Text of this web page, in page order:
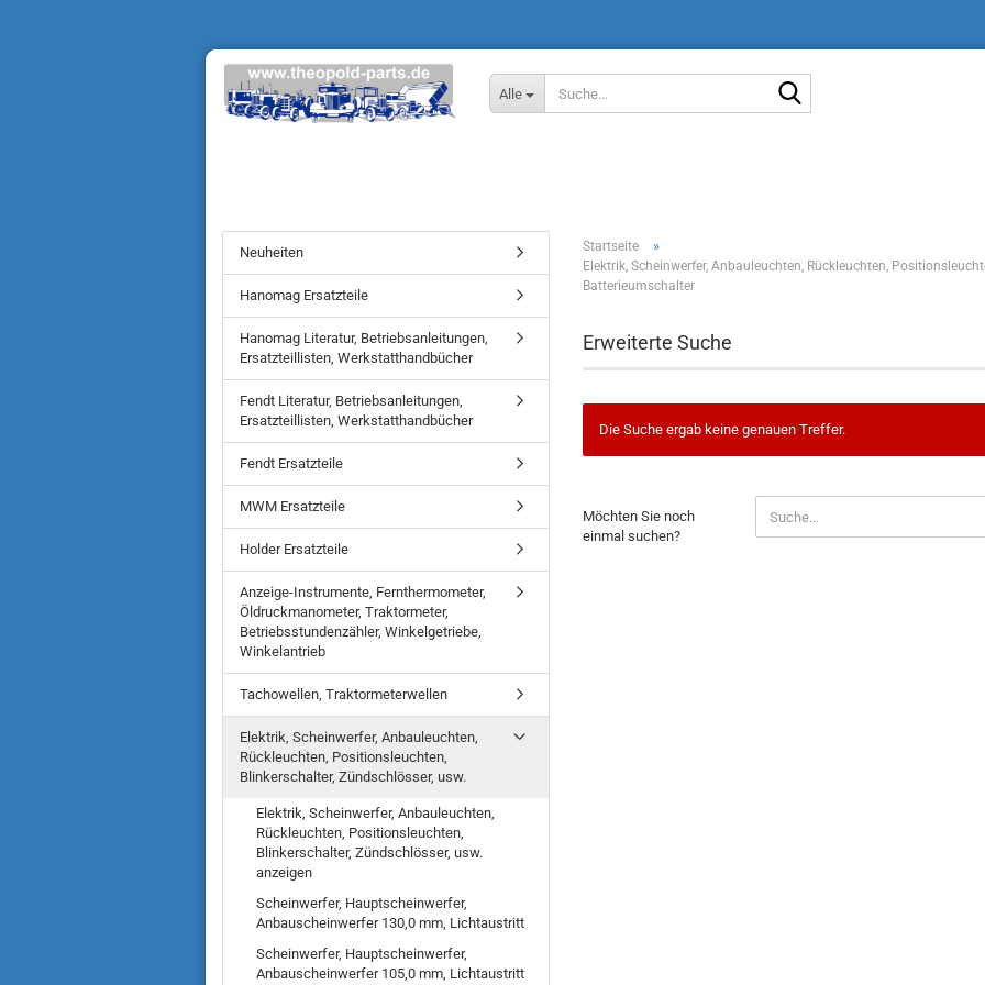
Alle
Startseite »
Elektrik, Scheinwerfer, Anbauleuchten, Rückleuchten,
Batterieumschalter
Erweiterte Suche
Die Suche ergab keine genauen Treffer.
SIE
NOCH
Möchten Sie noch
einmal suchen?
Neuheiten
Hanomag Ersatzteile
Hanomag Literatur, Betriebsanleitungen,
Ersatzteillisten, Werkstatthandbücher
Fendt Literatur, Betriebsanleitungen,
Ersatzteillisten, Werkstatthandbücher
Fendt Ersatzteile
MWM Ersatzteile
Holder Ersatzteile
Anzeige-Instrumente, Fernthermometer,
Öldruckmanometer, Traktormeter,
Betriebsstundenzähler, Winkelgetriebe,
Winkelantrieb
Tachowellen, Traktormeterwellen
Elektrik, Scheinwerfer, Anbauleuchten,
Rückleuchten, Positionsleuchten,
Blinkerschalter, Zündschlösser, usw.
Elektrik, Scheinwerfer, Anbauleuchten,
Rückleuchten, Positionsleuchten,
Blinkerschalter, Zündschlösser, usw.
anzeigen
Scheinwerfer, Hauptscheinwerfer,
Anbauscheinwerfer 130,0 mm, Lichtaustritt
Scheinwerfer, Hauptscheinwerfer,
Anbauscheinwerfer 105,0 mm, Lichtaustritt